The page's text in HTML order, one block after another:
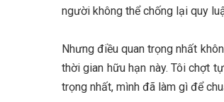
người không thể chống lại quy
Nhưng điều quan trọng nhất
thời gian hữu hạn này. Tôi chợt
trọng nhất, mình đã làm gì để